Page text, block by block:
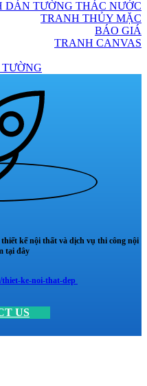
DÁN TƯỜNG THÁC NƯỚC
TRANH THỦY MẶC
BÁO GIÁ
TRANH CANVAS
kế nội thất và dịch vụ thi công nội
tại đây
ke-noi-that-dep
US